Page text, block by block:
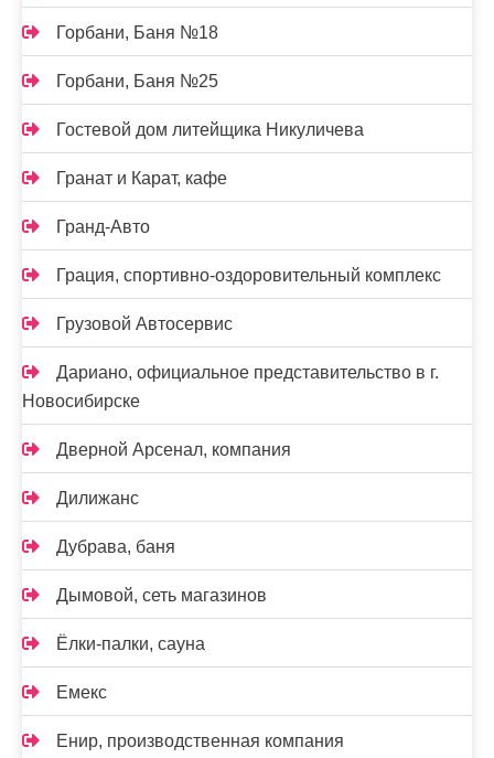
Горбани, Баня №18
Горбани, Баня №25
Гостевой дом литейщика Никуличева
Гранат и Карат, кафе
Гранд-Авто
Грация, спортивно-оздоровительный комплекс
Грузовой Автосервис
Дариано, официальное представительство в г.
Новосибирске
Дверной Арсенал, компания
Дилижанс
Дубрава, баня
Дымовой, сеть магазинов
Ёлки-палки, сауна
Емекс
Енир, производственная компания